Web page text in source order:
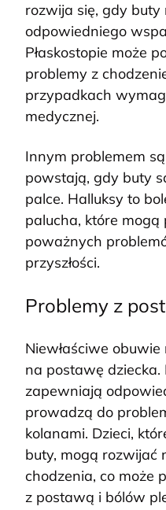
rozwija się, gdy
odpowiedniego
Płaskostopie może
problemy z
przypadkach
medycznej.
Innym problemem
powstają, gdy buty
palce. Halluksy to
palucha, które
poważnych
przyszłości.
Problemy z
Niewłaściwe
na postawę dziecka.
zapewniają
prowadzą do
kolanami. Dzieci,
buty, mogą rozwijać
chodzenia, co może
z postawą i bólów